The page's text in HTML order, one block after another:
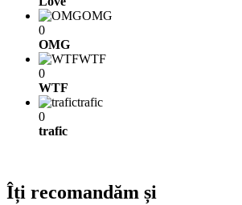
OMG
0
OMG
WTF
0
WTF
trafic
0
trafic
Îți recomandăm și